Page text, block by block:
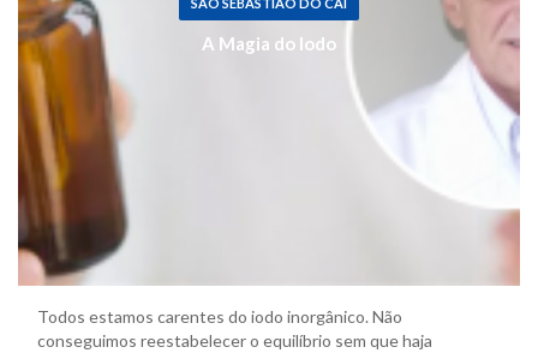
SÃO SEBASTIÃO DO CAÍ
A Magia do Iodo
Todos estamos carentes do iodo inorgânico. Não
conseguimos reestabelecer o equilíbrio sem que haja